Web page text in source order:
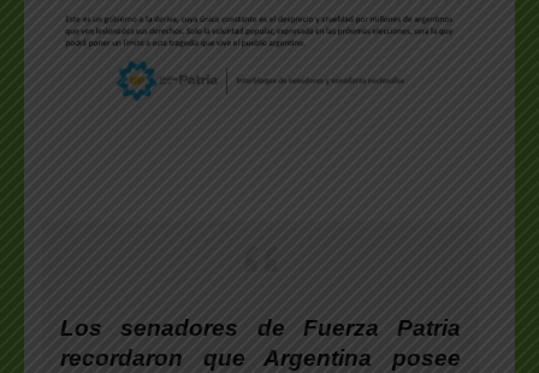
Los senadores de Fuerza Patria
recordaron que Argentina posee